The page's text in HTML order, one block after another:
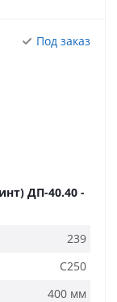
Под заказ
ДП-40.40 -
239
C250
400 мм